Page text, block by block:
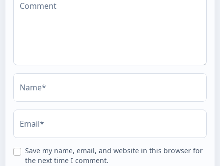
Comment
Name*
Email*
Save my name, email, and website in this browser for
the next time I comment.